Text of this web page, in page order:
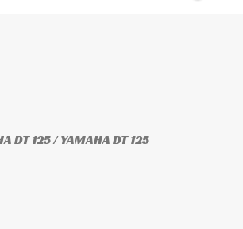
DT 125/YAMAHA DT 125